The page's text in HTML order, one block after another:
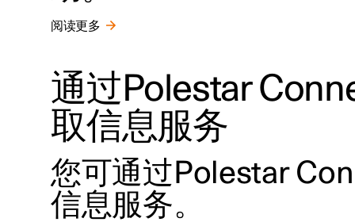
阅读更多
通过Polestar
取信息服务
您可通过Polestar
信息服务。